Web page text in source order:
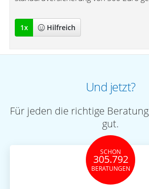
1x Hilfreich
Und jetzt?
Für jeden die richtige
gut.
SCHON
305.792
BERATUNGEN